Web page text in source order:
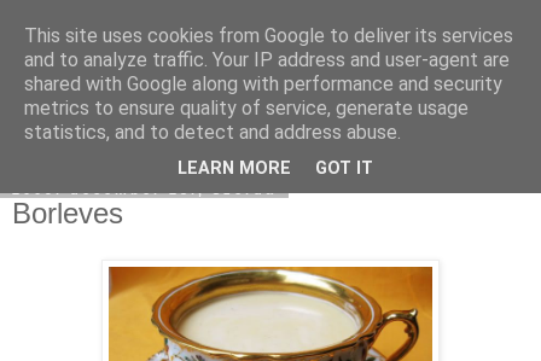
Moha Konyha
Borleves
This site uses cookies from Google to deliver its services
and to analyze traffic. Your IP address and user-agent are
shared with Google along with performance and security
metrics to ensure quality of service, generate usage
statistics, and to detect and address abuse.
LEARN MORE GOT IT